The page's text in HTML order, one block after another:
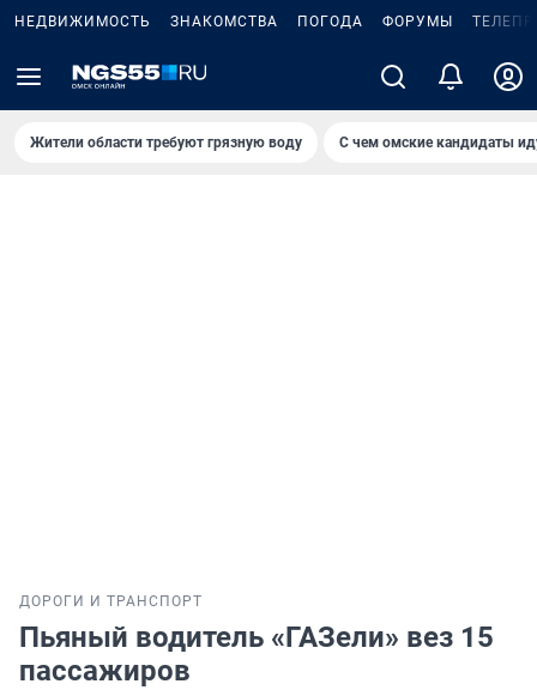
НЕДВИЖИМОСТЬ ЗНАКОМСТВА ПОГОДА ФОРУМЫ
Жители области требуют грязную воду С чем омские кандидаты
ДОРОГИ И ТРАНСПОРТ
Пьяный водитель «ГАЗели» вез 15
пассажиров